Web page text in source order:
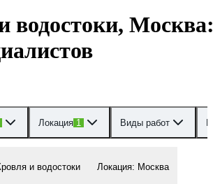
водостоки,
Локация 1 Виды работ
и водостоки Локация: Москва